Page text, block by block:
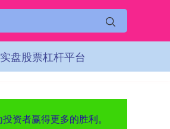
实盘股票杠杆平台
资者赢得更多的胜利。